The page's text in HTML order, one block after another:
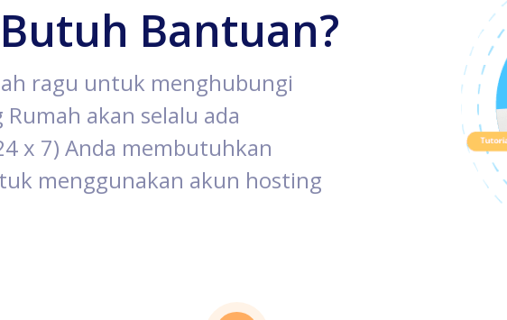
Bantuan?
ragu untuk menghubungi
akan selalu ada
x 7) Anda membutuhkan
menggunakan akun hosting